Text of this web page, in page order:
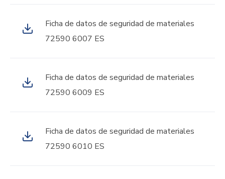
Ficha de datos de seguridad de materiales
72590 6007 ES
Ficha de datos de seguridad de materiales
72590 6009 ES
Ficha de datos de seguridad de materiales
72590 6010 ES